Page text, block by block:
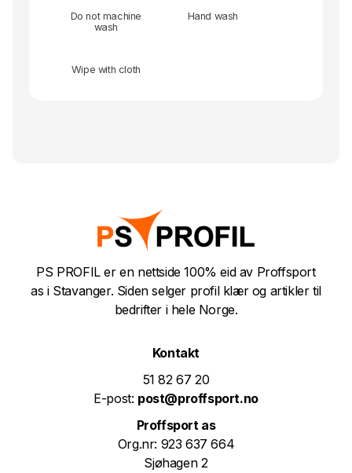
Do not machine
wash
Hand wash
Wipe with cloth
PS PROFIL er en nettside 100% eid av Proffsport
as i Stavanger. Siden selger profil klær og artikler til
bedrifter i hele Norge.
Kontakt
51 82 67 20
E-post: post@proffsport.no
Proffsport as
Org.nr: 923 637 664
Sjøhagen 2